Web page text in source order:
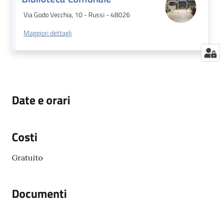
Via Godo Vecchia, 10 - Russi - 48026
Maggiori dettagli
Date e orari
Costi
Gratuito
Documenti